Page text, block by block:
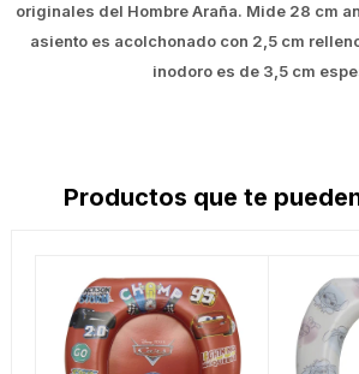
originales del Hombre Araña. Mide 28 cm
asiento es acolchonado con 2,5 cm
inodoro es de 3,5 cm
Productos que te